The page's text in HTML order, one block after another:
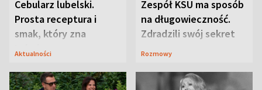
Cebularz lubelski.
Prosta receptura i
smak, który zna
Lubelszczyzna
Aktualności
Zespół KSU ma sposób
na długowieczność.
Zdradzili swój sekret
Rozmowy